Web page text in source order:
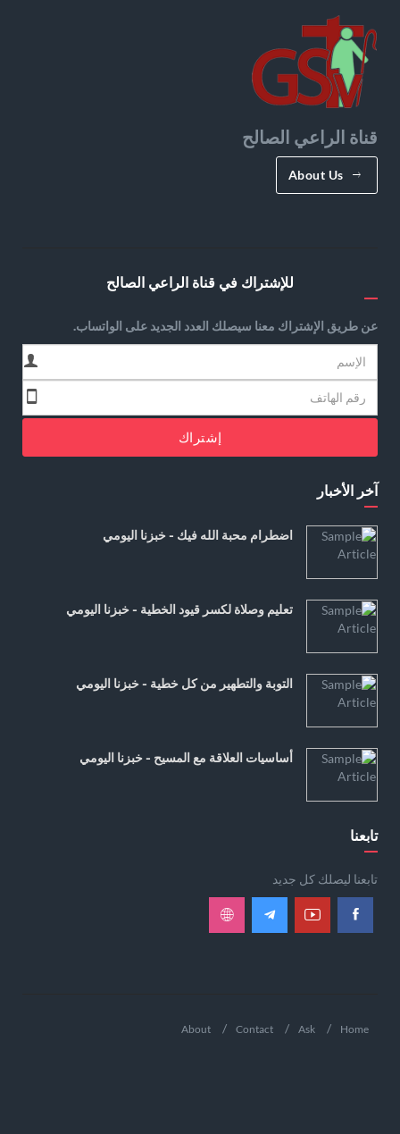
قناة الراعي الصالح
About Us
للإشتراك في قناة الراعي الصالح
عن طريق الإشتراك معنا سيصلك العدد الجديد على الواتساب.
إشتراك
آخر الأخبار
اضطرام محبة الله فيك - خبزنا اليومي
تعليم وصلاة لكسر قيود الخطية - خبزنا اليومي
التوبة والتطهير من كل خطية - خبزنا اليومي
أساسيات العلاقة مع المسيح - خبزنا اليومي
تابعنا
تابعنا ليصلك كل جديد
Home
Ask
Contact
About